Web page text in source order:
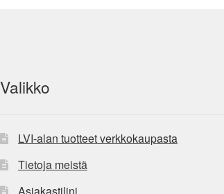
Valikko
LVI-alan tuotteet verkkokaupasta
Tietoja meistä
Asiakastilini